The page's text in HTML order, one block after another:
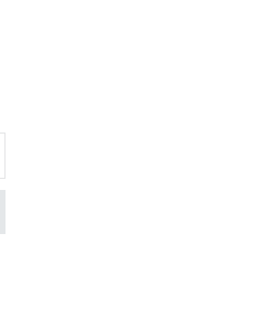
proyectos h20 cantidad